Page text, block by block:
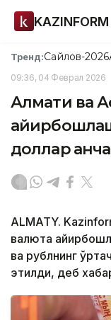
KAZINFORM
Тренд:Сайлов-2026
09:36, 04 Феврал 2026
Алмати ва
доллар
ALMATY.
валюта
ва рублнинг
этилди, деб